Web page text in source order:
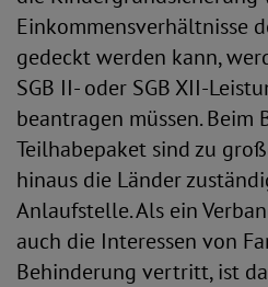
Einkommensverhältnisse
gedeckt werden kann,
SGB II- oder SGB XII-
beantragen müssen. Beim
Teilhabepaket sind zu
hinaus die Länder
Anlaufstelle. Als ein
auch die Interessen von
Behinderung vertritt, ist